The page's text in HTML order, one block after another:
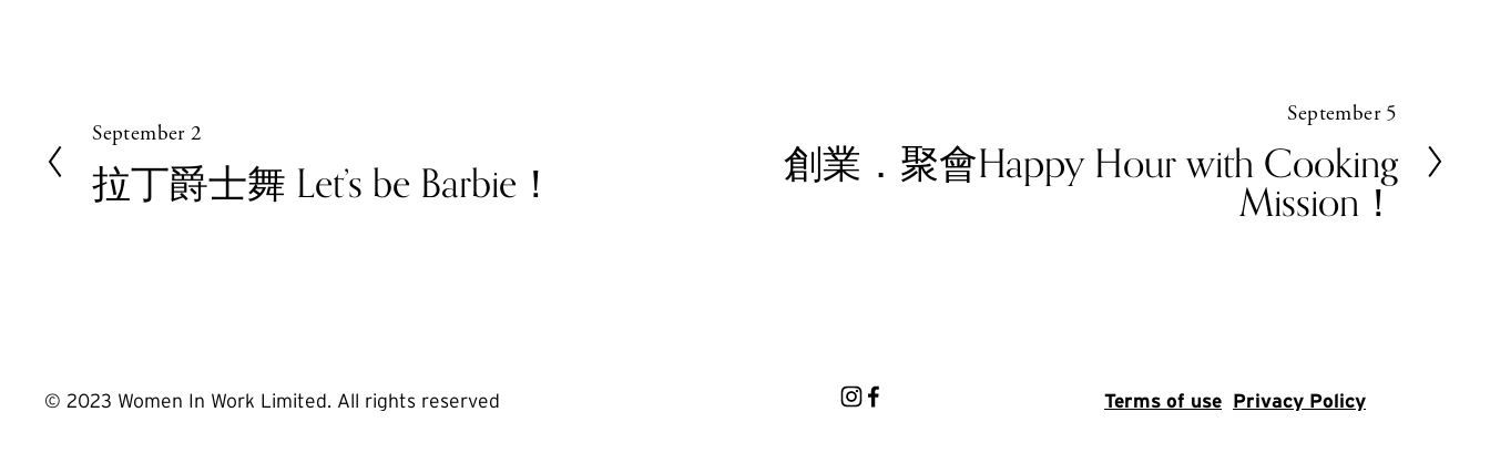
P
r
e
September 2
拉丁爵士舞 Let’s be Barbie！
September 5
創業．聚會Happy Hour with Cooking
Mission！
© 2023 Women In Work Limited. All rights reserved Terms of use Privacy Policy